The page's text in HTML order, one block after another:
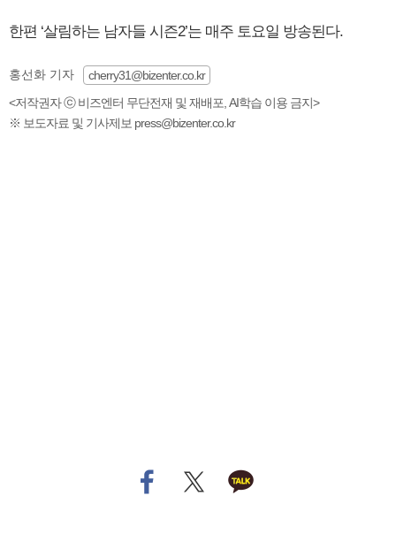
한편 ‘살림하는 남자들 시즌2’는 매주 토요일 방송된다.
홍선화 기자
cherry31@bizenter.co.kr
<저작권자 ⓒ 비즈엔터 무단전재 및 재배포, AI학습 이용 금지>
※ 보도자료 및 기사제보 press@bizenter.co.kr